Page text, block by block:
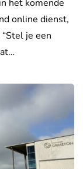
het komende
online dienst,
je een